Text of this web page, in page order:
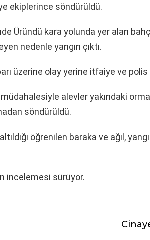
ekiplerince söndürüldü.
Üründü kara yolunda yer alan
nedenle yangın çıktı.
üzerine olay yerine itfaiye ve
alevler yakındaki
söndürüldü.
öğrenilen baraka ve ağıl,
incelemesi sürüyor.